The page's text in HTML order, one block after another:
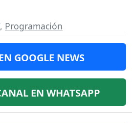
, Programación
GOOGLE NEWS
EN WHATSAPP